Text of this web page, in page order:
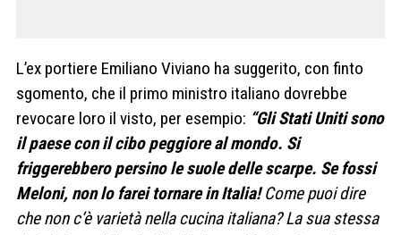
L’ex portiere Emiliano Viviano ha suggerito, con finto
sgomento, che il primo ministro italiano dovrebbe
revocare loro il visto, per esempio: “Gli Stati Uniti sono
il paese con il cibo peggiore al mondo. Si
friggerebbero persino le suole delle scarpe. Se fossi
Meloni, non lo farei tornare in Italia!Come puoi dire
che non c’è varietà nella cucina italiana? La sua stessa